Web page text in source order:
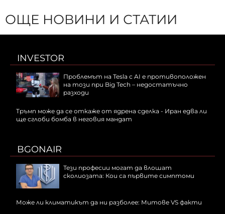
ОЩЕ НОВИНИ И СТАТИИ
INVESTOR
Проблемът на Tesla с AI е противоположен
на този при Big Tech – недостатъчно
разходи
Тръмп може да се откаже от ядрена сделка - Иран едва ли
ще сглоби бомба в неговия мандат
BGONAIR
Тези професии могат да влошат
сколиозата: Кои са първите симптоми
Може ли климатикът да ни разболее: Митове VS факти